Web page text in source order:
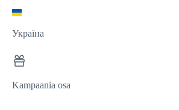
Україна
Kampaania osa